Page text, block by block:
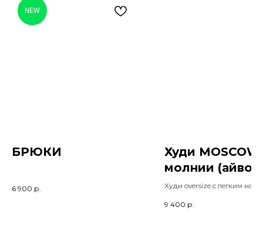
NEW
БРЮКИ
6 900 р.
Худи MOSCOW
молнии
Худи oversize с легким
9 400 р.